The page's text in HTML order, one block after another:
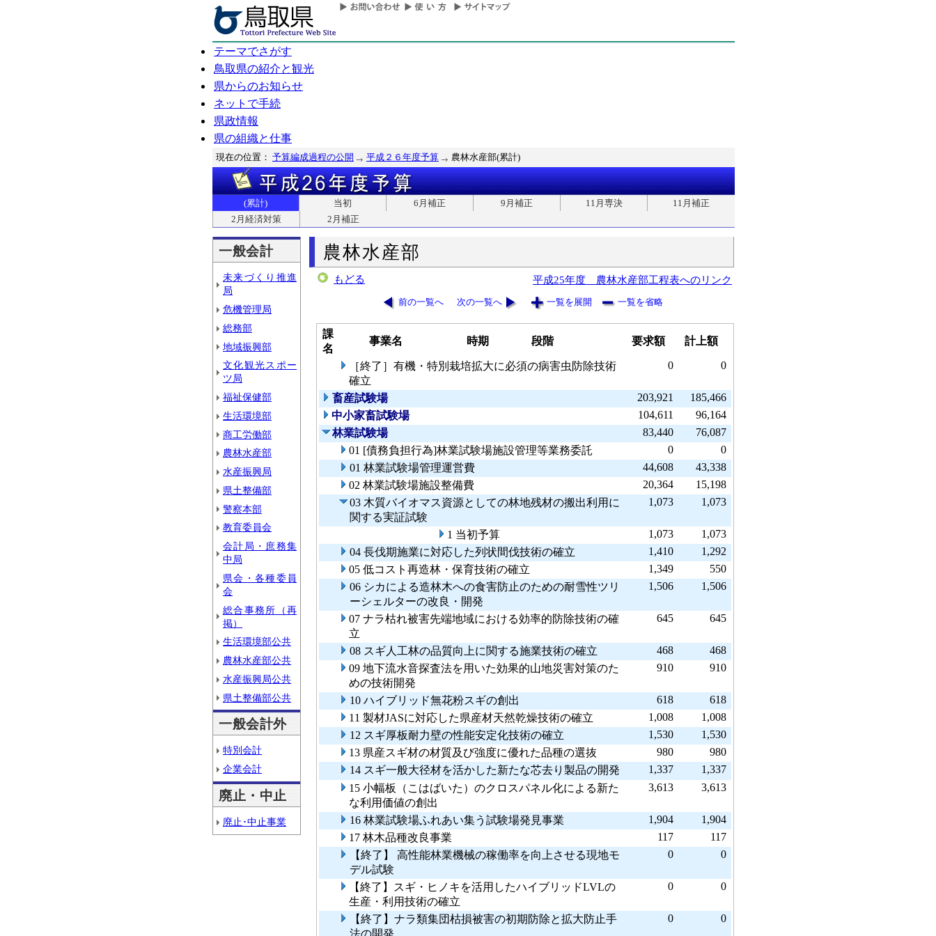
テーマでさがす
鳥取県の紹介と観光
県からのお知らせ
ネットで手続
県政情報
県の組織と仕事
現在の位置： 予算編成過程の公開 平成２６年度予算 農林水産部(累計)
(累計) 当初 6月補正 9月補正 11月専決
11月補正
2月経済対策
2月補正
一般会計
未来づくり推進
局
危機管理局
総務部
地域振興部
文化観光スポー
ツ局
福祉保健部
生活環境部
商工労働部
農林水産部
水産振興局
県土整備部
警察本部
教育委員会
会計局・庶務集
中局
県会・各種委員
会
総合事務所（再
掲）
生活環境部公共
農林水産部公共
水産振興局公共
県土整備部公共
一般会計外
特別会計
企業会計
廃止・中止
廃止･中止事業
農林水産部
もどる 平成25年度 農林水産部工程表へのリンク
前の一覧へ 次の一覧へ 一覧を展開 一覧を省略
課
名
事業名 時期 段階 要求額 計上額
［終了］有機・特別栽培拡大に必須の病害虫防除技術
確立
0 0
畜産試験場 203,921
185,466
中小家畜試験場
104,611
96,164
林業試験場
83,440
76,087
01 [債務負担行為]林業試験場施設管理等業務委託
0
0
01 林業試験場管理運営費
44,608
43,338
02 林業試験場施設整備費
20,364
15,198
03 木質バイオマス資源としての林地残材の搬出利用に
関する実証試験
1,073 1,073
1 当初予算 1,073
1,073
04 長伐期施業に対応した列状間伐技術の確立
1,410
1,292
05 低コスト再造林・保育技術の確立
1,349
550
06 シカによる造林木への食害防止のための耐雪性ツリ
ーシェルターの改良・開発
1,506 1,506
07 ナラ枯れ被害先端地域における効率的防除技術の確
立
645 645
08 スギ人工林の品質向上に関する施業技術の確立 468
468
09 地下流水音探査法を用いた効果的山地災害対策のた
めの技術開発
910 910
10 ハイブリッド無花粉スギの創出 618
618
11 製材JASに対応した県産材天然乾燥技術の確立
1,008
1,008
12 スギ厚板耐力壁の性能安定化技術の確立
1,530
1,530
13 県産スギ材の材質及び強度に優れた品種の選抜
980
980
14 スギ一般大径材を活かした新たな芯去り製品の開発
1,337
1,337
15 小幅板（こはばいた）のクロスパネル化による新た
な利用価値の創出
3,613 3,613
16 林業試験場ふれあい集う試験場発見事業 1,904
1,904
17 林木品種改良事業
117
117
【終了】 高性能林業機械の稼働率を向上させる現地モ
デル試験
0 0
【終了】スギ・ヒノキを活用したハイブリッドLVLの
生産・利用技術の確立
0 0
【終了】ナラ類集団枯損被害の初期防除と拡大防止手
0 0